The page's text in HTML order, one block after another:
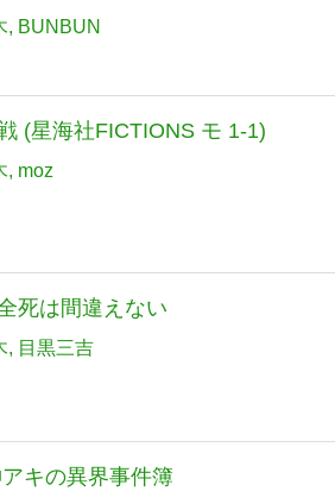
BUNBUN
(星海社FICTIONS モ 1-1)
moz
死は間違えない
目黒三吉
キの異界事件簿